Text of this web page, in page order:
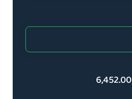
6,452.00